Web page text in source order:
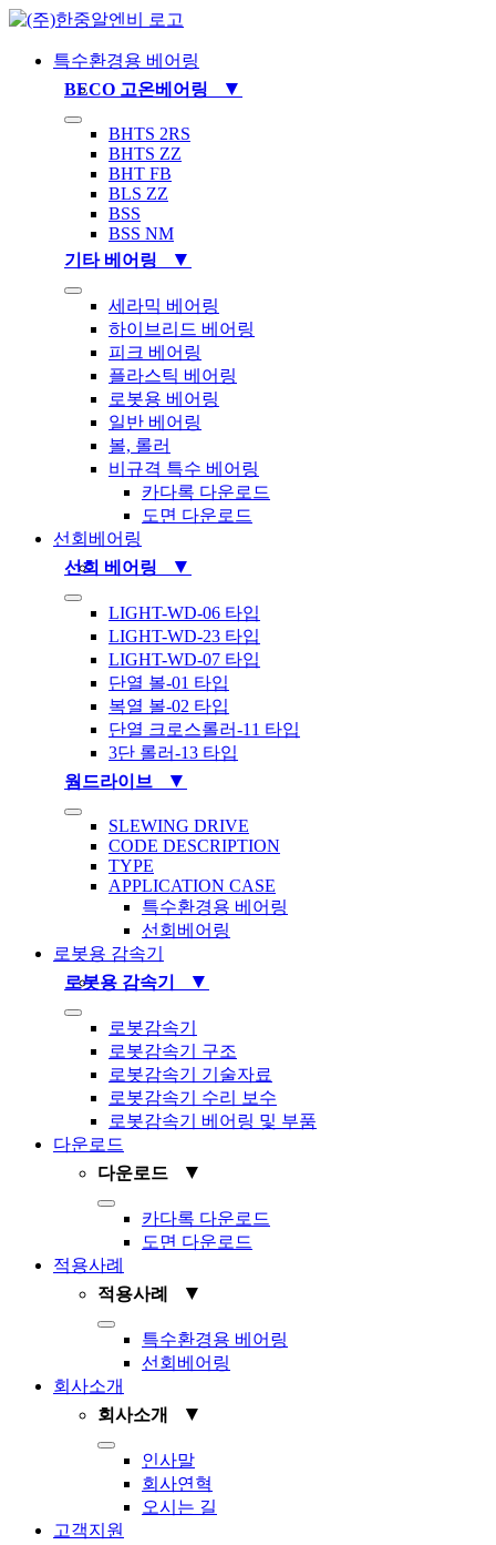
Skip
content특수환경용 베어링
BECO 고온베어링
▼
Toggle
Navigation
BHTS 2RS
BHTS ZZ
BHT FB
BLS ZZ
BSS
BSS NM
기타 베어링
▼
Toggle
Navigation세라믹 베어링
하이브리드 베어링
피크 베어링
플라스틱 베어링
로봇용 베어링
일반 베어링
볼, 롤러
비규격 특수 베어링
카다록 다운로드
도면 다운로드
선회베어링
선회 베어링
▼
Toggle
NavigationLIGHT-WD-06 타입
LIGHT-WD-23 타입
LIGHT-WD-07 타입
단열 볼-01 타입
복열 볼-02 타입
단열 크로스롤러-11 타입
3단 롤러-13 타입
웜드라이브
▼
Toggle
Navigation
SLEWING DRIVE
CODE DESCRIPTION
TYPE
APPLICATION CASE
특수환경용 베어링
선회베어링
로봇용 감속기
로봇용 감속기
▼
Toggle
Navigation로봇감속기
로봇감속기 구조
로봇감속기 기술자료
로봇감속기 수리 보수
로봇감속기 베어링 및 부품
다운로드
다운로드
▼
Toggle
Navigation카다록 다운로드
도면 다운로드
적용사례
적용사례
▼
Toggle
Navigation특수환경용 베어링
선회베어링
회사소개
회사소개
▼
Toggle
Navigation
인사말
회사연혁
오시는 길
고객지원